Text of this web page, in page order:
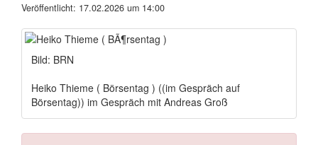
Veröffentlicht: 17.02.2026 um 14:00
Bild: BRN
Heiko Thieme ( Börsentag ) ((im Gespräch auf
Börsentag)) im Gespräch mit Andreas Groß